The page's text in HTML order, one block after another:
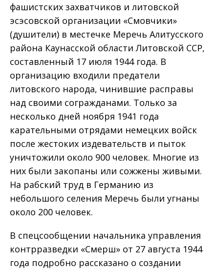
фашистских захватчиков и литовской
эсэсовской организации «Смовчики»
(душители) в местечке Меречь Алитусского
района Каунасской области Литовской ССР,
составленный 17 июля 1944 года. В
организацию входили предатели
литовского народа, чинившие расправы
над своими согражданами. Только за
несколько дней ноября 1941 года
карательными отрядами немецких войск
после жестоких издевательств и пыток
уничтожили около 900 человек. Многие из
них были закопаны или сожжены живыми.
На рабский труд в Германию из
небольшого селения Меречь были угнаны
около 200 человек.
В спецсообщении начальника управления
контрразведки «Смерш» от 27 августа 1944
года подробно рассказано о создании